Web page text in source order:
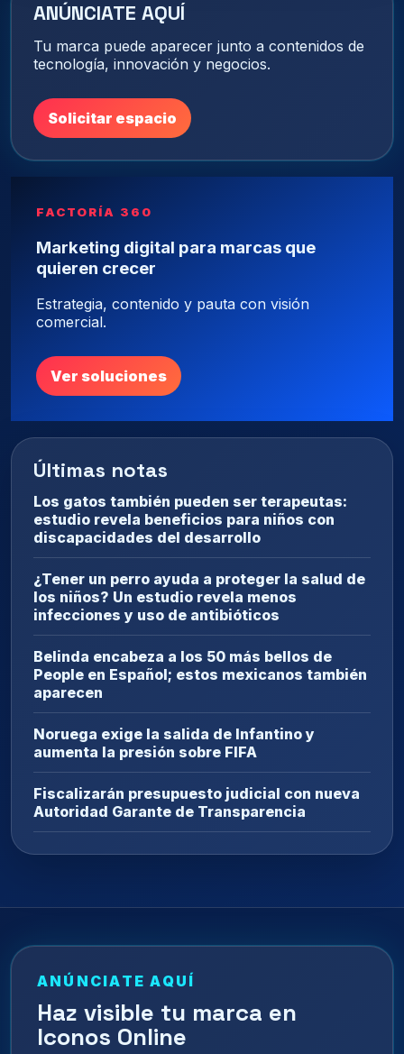
ANÚNCIATE AQUÍ
Tu marca puede aparecer junto a contenidos de
tecnología, innovación y negocios.
Solicitar espacio
FACTORÍA 360
Marketing digital para marcas que
quieren crecer
Estrategia, contenido y pauta con visión
comercial.
Ver soluciones
Últimas notas
Los gatos también pueden ser terapeutas:
estudio revela beneficios para niños con
discapacidades del desarrollo
¿Tener un perro ayuda a proteger la salud de
los niños? Un estudio revela menos
infecciones y uso de antibióticos
Belinda encabeza a los 50 más bellos de
People en Español; estos mexicanos también
aparecen
Noruega exige la salida de Infantino y
aumenta la presión sobre FIFA
Fiscalizarán presupuesto judicial con nueva
Autoridad Garante de Transparencia
ANÚNCIATE AQUÍ
Haz visible tu marca en
Iconos Online